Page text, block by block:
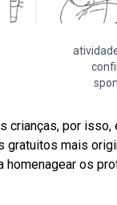
crianças, por
mais
os